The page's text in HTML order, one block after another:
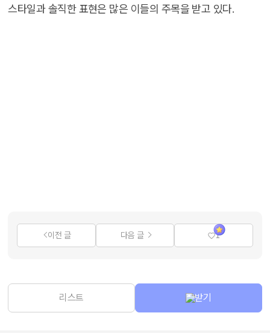
스타일과 솔직한 표현은 많은 이들의 주목을 받고 있다.
이전 글 다음 글 1
리스트 받기